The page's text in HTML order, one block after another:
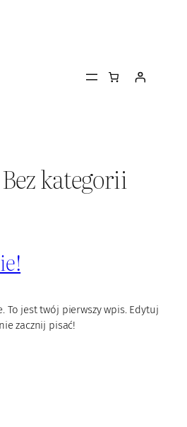
Bez kategorii
To jest twój pierwszy wpis. Edytuj
zacznij pisać!